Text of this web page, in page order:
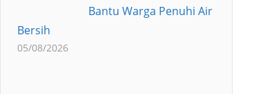
Bantu Warga Penuhi Air
Bersih
05/08/2026